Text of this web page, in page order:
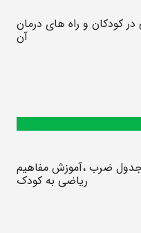
در کودکان و راه های درمان
آن
جدول ضرب ،آموزش مفاهیم
ریاضی به کودک